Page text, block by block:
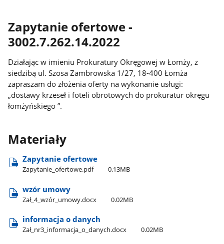
Zapytanie ofertowe -
3002.7.262.14.2022
Działając w imieniu Prokuratury Okręgowej w Łomży, z
siedzibą ul. Szosa Zambrowska 1/27, 18-400 Łomża
zapraszam do złożenia oferty na wykonanie usługi:
„dostawy krzeseł i foteli obrotowych do prokuratur okręgu
łomżyńskiego ”.
Materiały
Zapytanie ofertowe
Zapytanie​_ofertowe.pdf 0.13MB
wzór umowy
Zał​_4​_wzór​_umowy.docx 0.02MB
informacja o danych
Zał​_nr3​_informacja​_o​_danych.docx 0.02MB